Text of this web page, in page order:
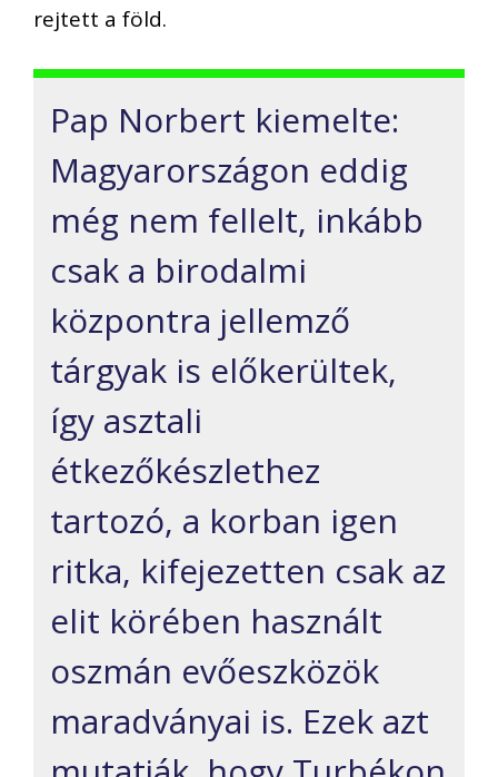
rejtett a föld.
Pap Norbert kiemelte:
Magyarországon eddig
még nem fellelt, inkább
csak a birodalmi
központra jellemző
tárgyak is előkerültek,
így asztali
étkezőkészlethez
tartozó, a korban igen
ritka, kifejezetten csak az
elit körében használt
oszmán evőeszközök
maradványai is. Ezek azt